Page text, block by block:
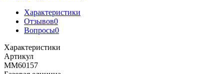
Характеристики
Отзывов0
Вопросы0
Характеристики
Артикул
MM60157